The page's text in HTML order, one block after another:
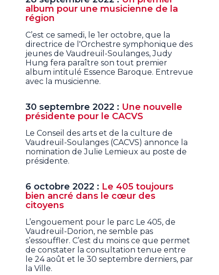
album pour une musicienne de la
région
C’est ce samedi, le 1er octobre, que la
directrice de l'Orchestre symphonique des
jeunes de Vaudreuil-Soulanges, Judy
Hung fera paraître son tout premier
album intitulé Essence Baroque. Entrevue
avec la musicienne.
30 septembre 2022 : Une nouvelle
présidente pour le CACVS
Le Conseil des arts et de la culture de
Vaudreuil-Soulanges (CACVS) annonce la
nomination de Julie Lemieux au poste de
présidente.
6 octobre 2022 : Le 405 toujours
bien ancré dans le cœur des
citoyens
L’engouement pour le parc Le 405, de
Vaudreuil-Dorion, ne semble pas
s’essouffler. C’est du moins ce que permet
de constater la consultation tenue entre
le 24 août et le 30 septembre derniers, par
la Ville.